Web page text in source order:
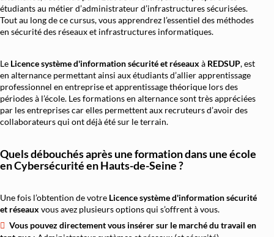
étudiants au métier d’administrateur d’infrastructures sécurisées.
Tout au long de ce cursus, vous apprendrez l’essentiel des méthodes
en sécurité des réseaux et infrastructures informatiques.
Le Licence système d'information sécurité et réseaux à REDSUP, est
en alternance permettant ainsi aux étudiants d’allier apprentissage
professionnel en entreprise et apprentissage théorique lors des
périodes à l’école. Les formations en alternance sont très appréciées
par les entreprises car elles permettent aux recruteurs d’avoir des
collaborateurs qui ont déjà été sur le terrain.
Quels débouchés après une formation dans une école
en Cybersécurité en Hauts-de-Seine ?
Une fois l’obtention de votre Licence système d'information sécurité
et réseaux vous avez plusieurs options qui s’offrent à vous.
Vous pouvez directement vous insérer sur le marché du travail en